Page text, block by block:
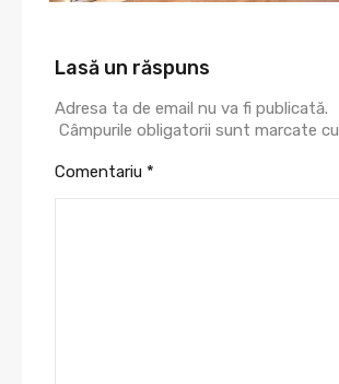
Lasă un răspuns
Adresa ta de email nu va fi publicată.
Câmpurile obligatorii sunt marcate cu
Comentariu *